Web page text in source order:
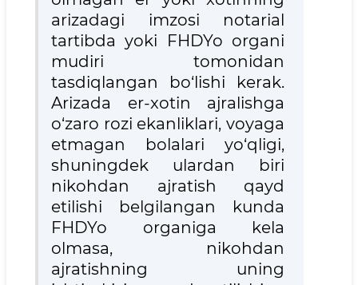
arizadagi imzosi notarial
tartibda yoki FHDYo organi
mudiri tomonidan
tasdiqlangan bo‘lishi kerak.
Arizada er-xotin ajralishga
o‘zaro rozi ekanliklari, voyaga
etmagan bolalari yo‘qligi,
shuningdek ulardan biri
nikohdan ajratish qayd
etilishi belgilangan kunda
FHDYo organiga kela
olmasa, nikohdan
ajratishning uning